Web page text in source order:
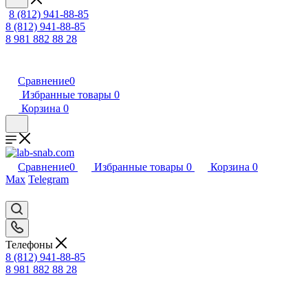
8 (812) 941-88-85
8 (812) 941-88-85
8 981 882 88 28
Сравнение0
Избранные товары 0
Корзина 0
Сравнение0 Избранные товары 0 Корзина 0
Max Telegram
Телефоны
8 (812) 941-88-85
8 981 882 88 28